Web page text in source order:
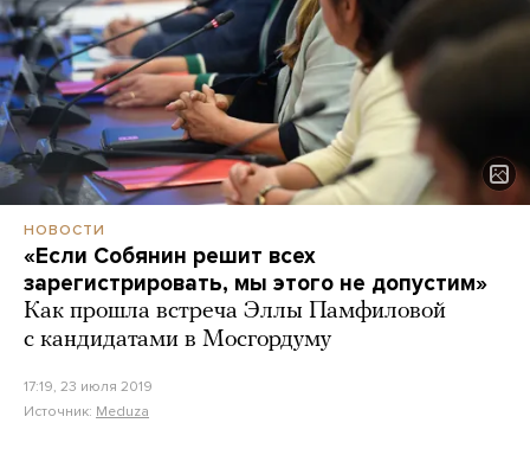
НОВОСТИ
«Если Собянин решит всех
зарегистрировать, мы этого не допустим»
Как прошла встреча Эллы Памфиловой
с кандидатами в Мосгордуму
17:19, 23 июля 2019
Источник: Meduza